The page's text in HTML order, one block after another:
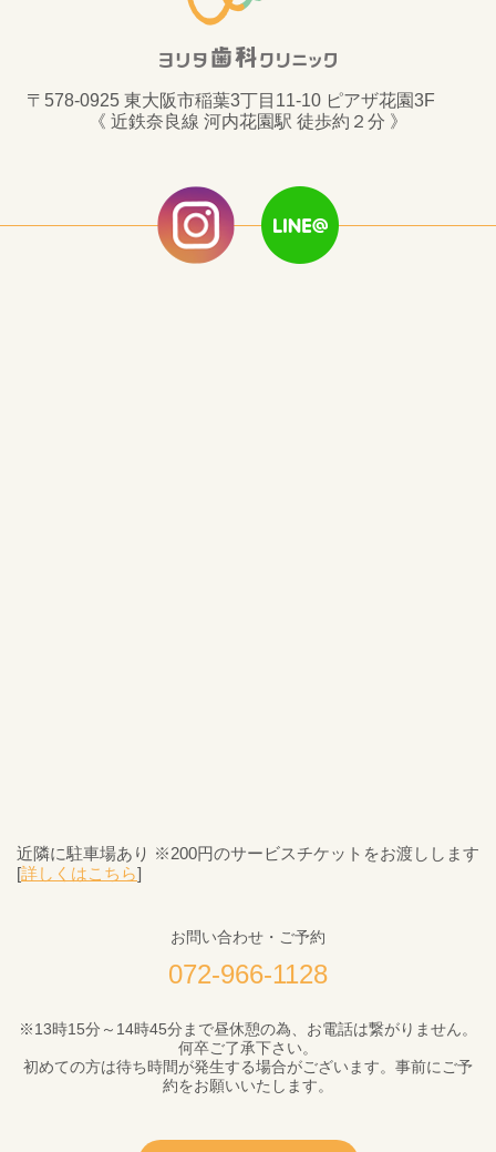
〒578-0925 東大阪市稲葉3丁目11-10 ピアザ花園3F
《 近鉄奈良線 河内花園駅 徒歩約２分 》
近隣に駐車場あり ※200円のサービスチケットをお渡しします
[詳しくはこちら]
お問い合わせ・ご予約
072-966-1128
※13時15分～14時45分まで昼休憩の為、お電話は繋がりません。
何卒ご了承下さい。
初めての方は待ち時間が発生する場合がございます。事前にご予
約をお願いいたします。